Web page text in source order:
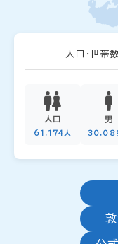
人口・世帯
人口
61,174人
男